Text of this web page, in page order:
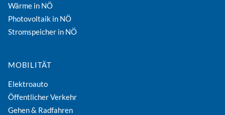
Wärme in NÖ
Photovoltaik in NÖ
Stromspeicher in NÖ
MOBILITÄT
Elektroauto
Öffentlicher Verkehr
Gehen & Radfahren